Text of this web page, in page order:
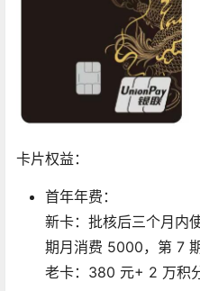
卡片权益：
首年年费：
新卡：批核后三个月内
期月消费 5000，第 7
老卡：380 元+ 2 万积